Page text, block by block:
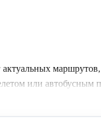
или автобусным